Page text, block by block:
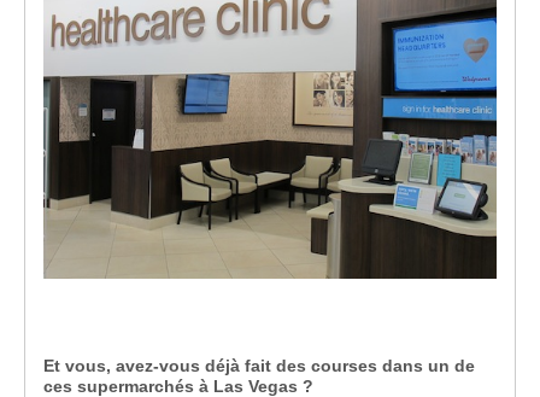
Et vous, avez-vous déjà fait des courses dans un de
ces supermarchés à Las Vegas ?